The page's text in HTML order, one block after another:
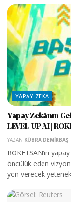
YAPAY ZEKA
Yapay Zekânın
LEVEL-UP AI |
YAZAN KÜBRA DEMIRBAŞ
ROKETSAN’ın
öncülük eden
yön verecek